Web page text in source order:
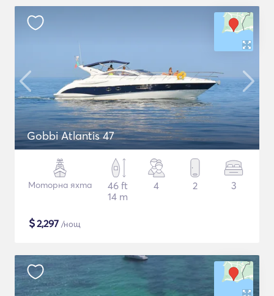
Gobbi Atlantis 47
Моторна яхта
46 ft
14 m
4 2 3
$2,297 /нощ